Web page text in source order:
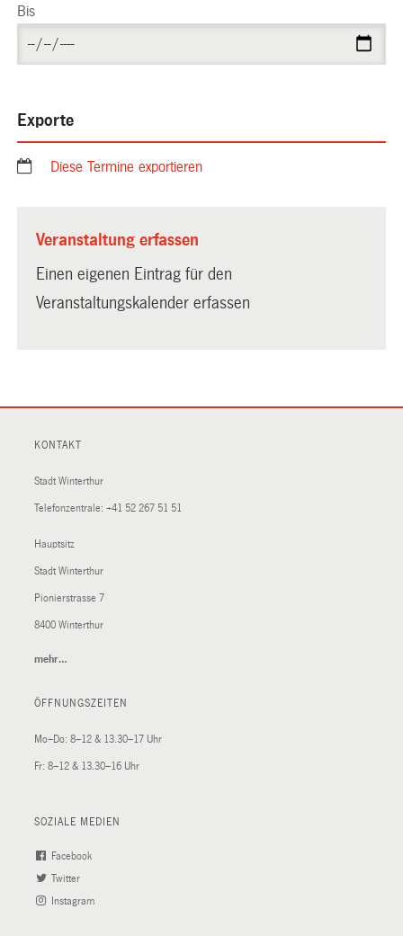
Bis
Exporte
Diese Termine exportieren
Veranstaltung erfassen
Einen eigenen Eintrag für den
Veranstaltungskalender erfassen
KONTAKT
Stadt Winterthur
Telefonzentrale: +41 52 267 51 51
Hauptsitz
Stadt Winterthur
Pionierstrasse 7
8400 Winterthur
mehr…
ÖFFNUNGSZEITEN
Mo–Do: 8–12 & 13.30–17 Uhr
Fr: 8–12 & 13.30–16 Uhr
SOZIALE MEDIEN
Facebook
Twitter
Link)
Instagram